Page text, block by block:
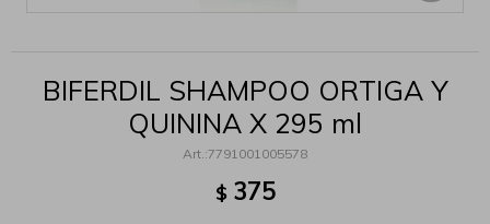
BIFERDIL SHAMPOO ORTIGA Y
QUININA X 295 ml
7791001005578
$ 375